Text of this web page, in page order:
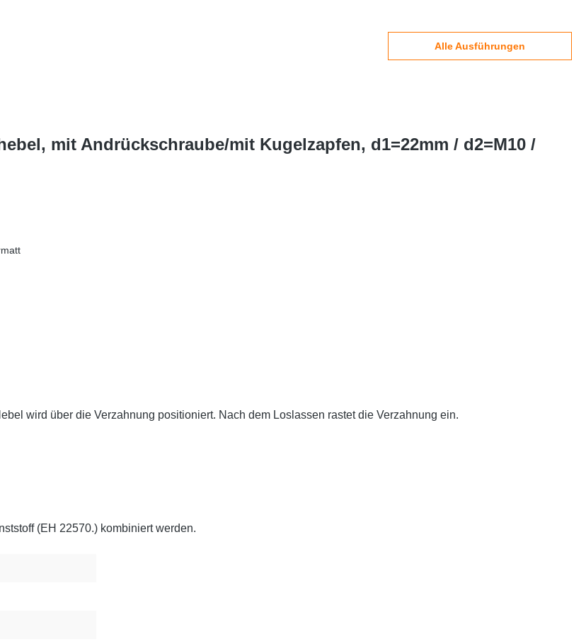
Alle Ausführungen
mit Andrückschraube/mit Kugelzapfen, d1=22mm / d2=M10 /
wird über die Verzahnung positioniert. Nach dem Loslassen rastet die Verzahnung ein.
(EH 22570.) kombiniert werden.